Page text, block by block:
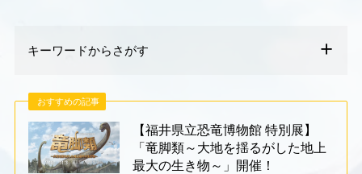
キーワードからさがす
おすすめの記事
【福井県立恐竜博物館 特別展】
「竜脚類～大地を揺るがした地上
最大の生き物～」開催！